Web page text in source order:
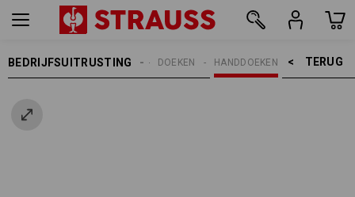
BEDRIJFSUITRUSTING TERUG    >
HANDDOEKEN
DOEKEN
REINIGING